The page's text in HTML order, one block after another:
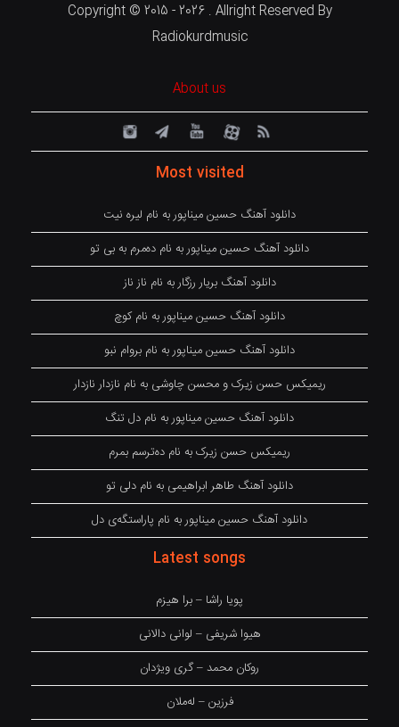
Copyright © 2015 - 2026 . Allright Reserved By
Radiokurdmusic
About us
Most visited
دانلود آهنگ حسین میناپور به نام لیره نیت
دانلود آهنگ حسین میناپور به نام دەمرم بە بی تو
دانلود آهنگ بریار رزگار به نام ناز ناز
دانلود آهنگ حسین میناپور به نام کوچ
دانلود آهنگ حسین میناپور به نام بروام نبو
ریمیکس حسن زیرک و محسن چاوشی به نام نازدار نازدار
دانلود آهنگ حسین میناپور به نام دل تنگ
ریمیکس حسن زیرک به نام دەترسم بمرم
دانلود آهنگ طاهر ابراهیمی به نام دلی تو
دانلود آهنگ حسین میناپور به نام پاراستگەی دل
Latest songs
پویا راشا – برا هیزم
هیوا شریفی – لوانی دالانی
روکان محمد – گری ویژدان
فرزین – لەملان